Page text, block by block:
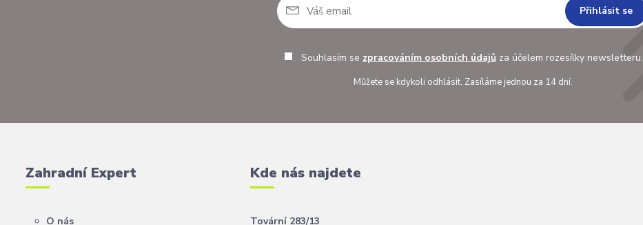
Přihlásit se
Souhlasím se zpracováním osobních údajůza účelem rozesílky newsletteru.
Můžete se kdykoli odhlásit. Zasíláme jednou za 14 dní.
Zahradní Expert
O nás
Kde nás najdete
Tovární 283/13